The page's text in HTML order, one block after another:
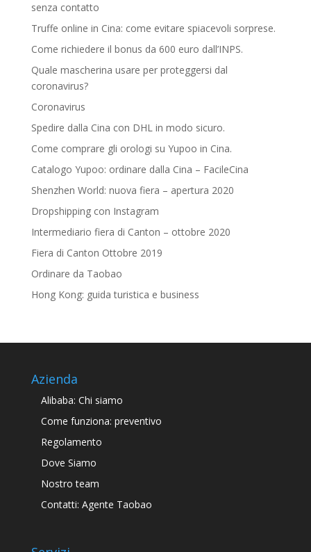
senza contatto
Truffe online in Cina: come evitare spiacevoli sorprese.
Come richiedere il bonus da 600 euro dall’INPS.
Quale mascherina usare per proteggersi dal
coronavirus?
Coronavirus
Spedire dalla Cina con DHL in modo sicuro.
Come comprare gli orologi su Yupoo in Cina.
Catalogo Yupoo: ordinare dalla Cina – FacileCina
Shenzhen World: nuova fiera – apertura 2020
Dropshipping con Instagram
Intermediario fiera di Canton – ottobre 2020
Fiera di Canton Ottobre 2019
Ordinare da Taobao
Hong Kong: guida turistica e business
Azienda
Alibaba: Chi siamo
Come funziona: preventivo
Regolamento
Dove Siamo
Nostro team
Contatti: Agente Taobao